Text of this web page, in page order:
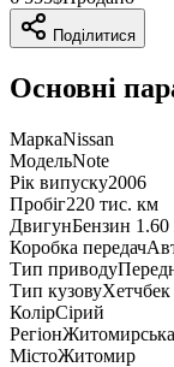
Поділитися
Основні
МаркаNissan
МодельNote
Рік випуску2006
Пробіг220 тис. км
ДвигунБензин 1.60
Коробка передач
Тип приводу
Тип кузовуХетчбек
КолірСірий
РегіонЖитомирська
МістоЖитомир